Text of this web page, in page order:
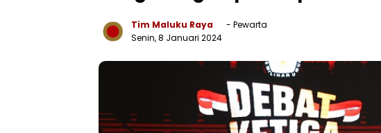
Tim Maluku Raya
- Pewarta
Senin, 8 Januari 2024